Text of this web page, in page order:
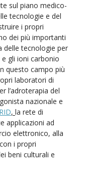
sul piano medico-
tecnologie e del
i propri
dei più importanti
delle tecnologie per
gli ioni carbonio
questo campo più
laboratori di
l’adroterapia del
nazionale e
, la rete di
applicazioni ad
elettronico, alla
i propri
beni culturali e